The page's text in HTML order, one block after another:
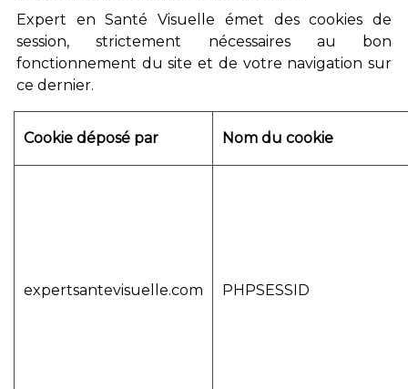
Expert en Santé Visuelle émet des cookies de
session, strictement nécessaires au bon
fonctionnement du site et de votre navigation sur
ce dernier.
Cookie déposé par Nom du cookie
expertsantevisuelle.com PHPSESSID